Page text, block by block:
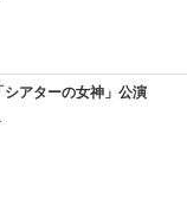
アターの女神」公演